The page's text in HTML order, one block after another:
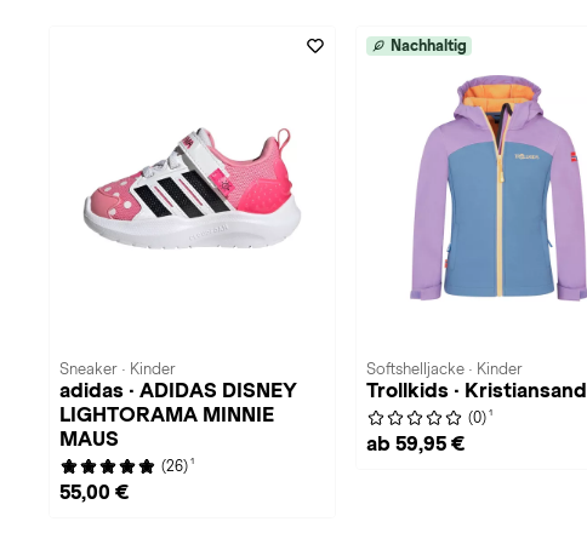
Sneaker · Kinder
adidas · ADIDAS DISNEY
LIGHTORAMA MINNIE
MAUS
(26) 1
55,00 €
Nachhaltig
Softshelljacke · Kinder
Trollkids · Kristiansand
(0) 1
ab 59,95 €